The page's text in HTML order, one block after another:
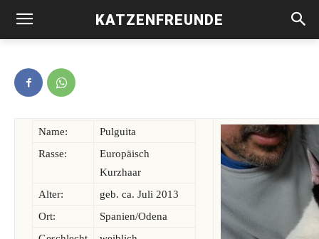
KATZENFREUNDE
Pulguita -vermittelt-
Name:
Pulguita
Rasse:
Europäisch
Kurzhaar
Alter:
geb. ca. Juli 2013
Ort:
Spanien/Odena